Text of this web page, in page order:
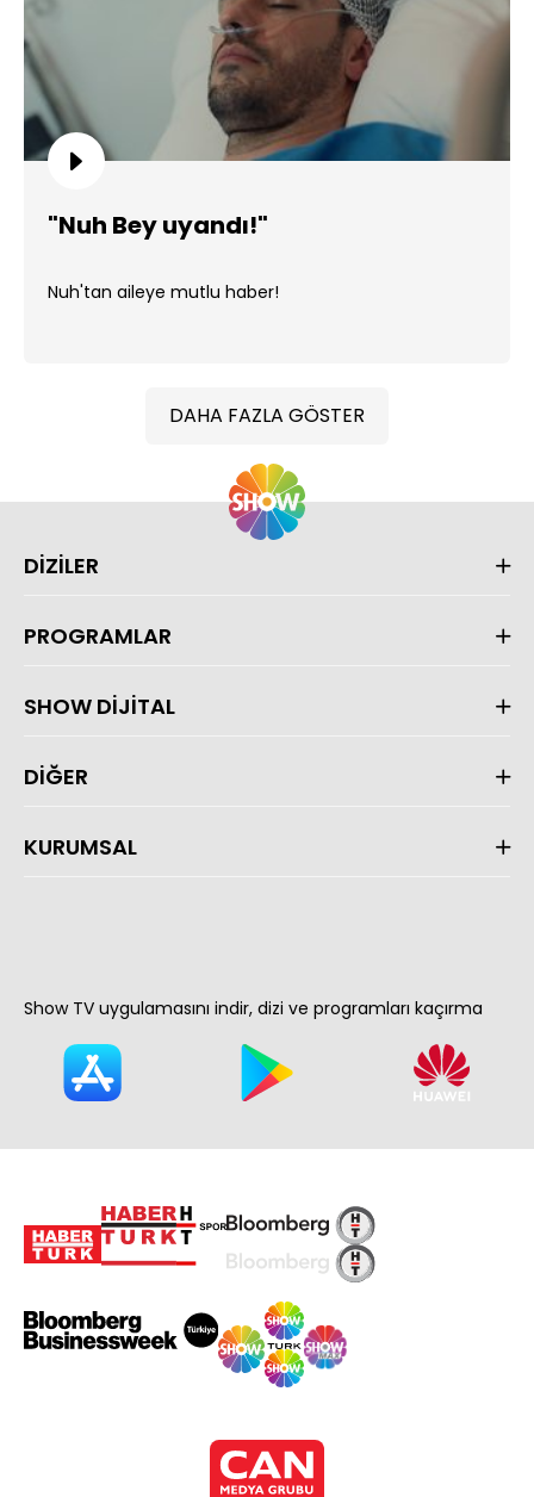
"Nuh Bey uyandı!"
Nuh'tan aileye mutlu haber!
DAHA FAZLA GÖSTER
DİZİLER
PROGRAMLAR
SHOW DİJİTAL
DİĞER
KURUMSAL
Show TV uygulamasını indir, dizi ve programları kaçırma